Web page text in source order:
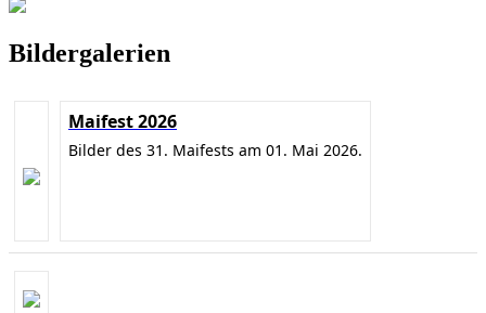
Bildergalerien
Maifest 2026
Bilder des 31. Maifests am 01. Mai 2026.